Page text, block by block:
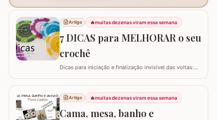
Artigo 🔥muitas dezenas viram essa semana
7 DICAS para MELHORAR o seu
crochê
Dicas para iniciação e finalização invisível das voltas:
garante um acabamento quase imperceptível nas
iniciações e finalizações das voltas, resultando em um
trabalho mais elegante. Variações de pontos com o
falso ponto alto: Experimentar…
Artigo 🔥muitas dezenas viram essa semana
Cama, mesa, banho e